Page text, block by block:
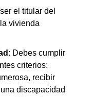
el titular del
vivienda
: Debes cumplir
criterios:
recibir
discapacidad